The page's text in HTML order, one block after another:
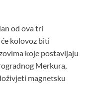
od ova tri
kolovoz biti
koje postavljaju
Merkura,
magnetsku